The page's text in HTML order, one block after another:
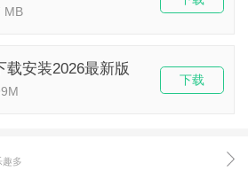
MB
载安装2026最新版
下载
趣多